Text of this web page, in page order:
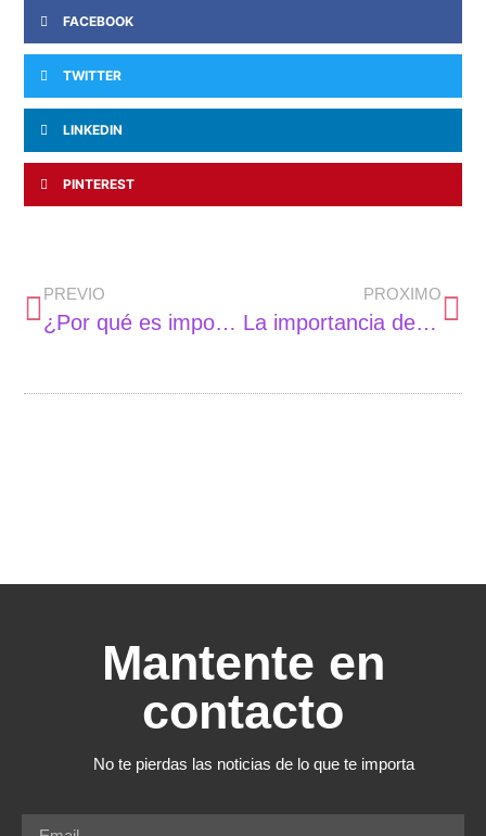
FACEBOOK
TWITTER
LINKEDIN
PINTEREST
PREVIO
¿Por qué es importante el visual merchandising en una tienda de ropa?
PROXIMO
La importancia de la tecnología en la odontología
Mantente en
contacto
No te pierdas las noticias de lo que te importa